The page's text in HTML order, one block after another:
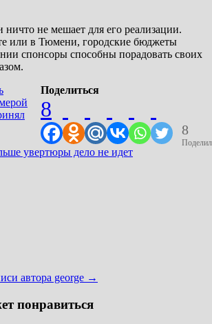
ничто не мешает для его реализации.
или в Тюмени, городские бюджеты
спонсоры способны порадовать своих
Поделиться
8
8
Предыдущая
запись:
увертюры дело не идет
автора george →
понравиться